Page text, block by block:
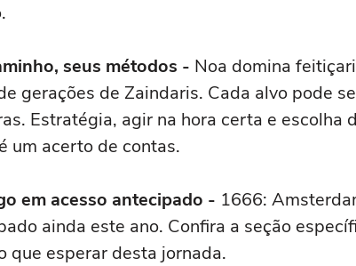
seus métodos - Noa domina
gerações de Zaindaris. Cada alvo pode
Estratégia, agir na hora certa e escolha
um acerto de contas.
em acesso antecipado - 1666:
ainda este ano. Confira a seção
que esperar desta jornada.